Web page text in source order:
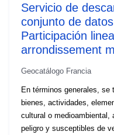
Servicio de
conjunto de
Participación
arrondissement
Geocatálogo Francia
En términos generales, se
bienes, actividades,
cultural o medioambiental,
peligro y susceptibles de